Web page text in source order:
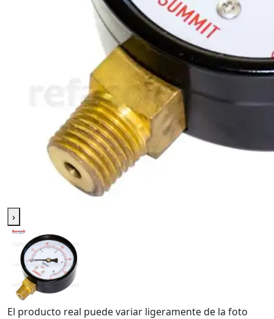
›
El producto real puede variar ligeramente de la foto